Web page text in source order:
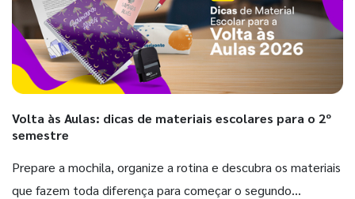
Volta às Aulas: dicas de materiais escolares para o 2º
semestre
Prepare a mochila, organize a rotina e descubra os materiais
que fazem toda diferença para começar o segundo